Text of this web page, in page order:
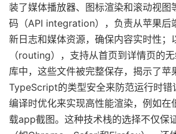
装了媒体播放器、图标渲染和滚动视图
码（API integration），负责从苹果后
新日志和媒体资源，确保内容实时性；
（routing），支持从首页到详情页的
库中，这些文件被完整保存，揭示了苹
TypeScript的类型安全来防范运行时错
编译时优化来实现高性能渲染，例如在
载app截图。这种技术栈的选择不仅保